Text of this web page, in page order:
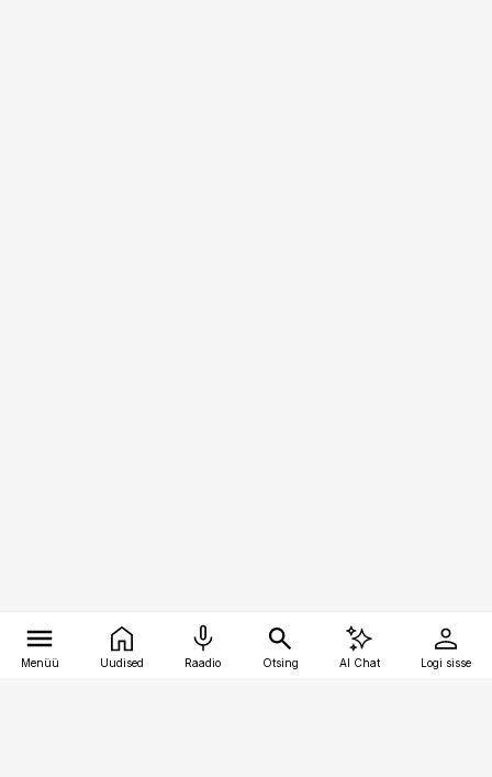
Menüü Uudised Raadio Otsing AI Chat Logi sisse